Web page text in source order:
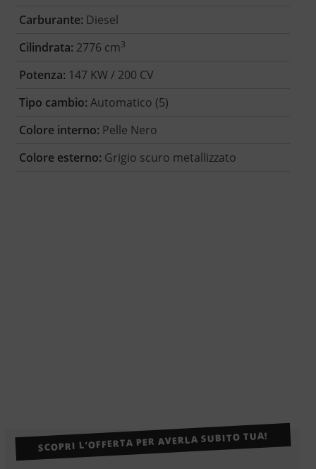
Carburante: Diesel
Cilindrata: 2776 cm3
Potenza: 147 KW / 200 CV
Tipo cambio: Automatico (5)
Colore interno: Pelle Nero
Colore esterno: Grigio scuro metallizzato
SCOPRI L’OFFERTA PER AVERLA SUBITO TUA!